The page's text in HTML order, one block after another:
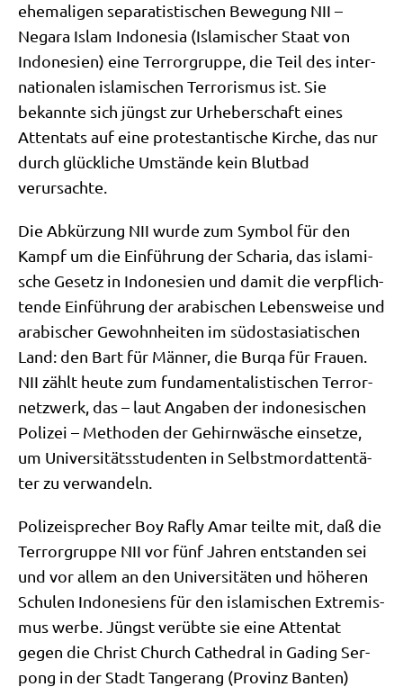
ehe­ma­li­gen sepa­ra­ti­sti­schen Bewe­gung NII –
Nega­ra Islam Indo­ne­sia (Isla­mi­scher Staat von
Indo­ne­si­en) eine Ter­ror­grup­pe, die Teil des inter­
na­tio­na­len isla­mi­schen Ter­ro­ris­mus ist. Sie
bekann­te sich jüngst zur Urhe­ber­schaft eines
Atten­tats auf eine pro­te­stan­ti­sche Kir­che, das nur
durch glück­li­che Umstän­de kein Blut­bad
verursachte.
Die Abkür­zung NII wur­de zum Sym­bol für den
Kampf um die Ein­füh­rung der Scha­ria, das isla­mi­
sche Gesetz in Indo­ne­si­en und damit die ver­pflich­
ten­de Ein­füh­rung der ara­bi­schen Lebens­wei­se und
ara­bi­scher Gewohn­hei­ten im süd­ost­asia­ti­schen
Land: den Bart für Män­ner, die Bur­qa für Frau­en.
NII zählt heu­te zum fun­da­men­ta­li­sti­schen Ter­ror­
netz­werk, das – laut Anga­ben der indo­ne­si­schen
Poli­zei – Metho­den der Gehirn­wä­sche ein­set­ze,
um Uni­ver­si­täts­stu­den­ten in Selbst­mord­at­ten­tä­
ter zu verwandeln.
Poli­zei­spre­cher Boy Rafly Amar teil­te mit, daß die
Ter­ror­grup­pe NII vor fünf Jah­ren ent­stan­den sei
und vor allem an den Uni­ver­si­tä­ten und höhe­ren
Schu­len Indo­ne­si­ens für den isla­mi­schen Extre­mis­
mus wer­be. Jüngst ver­üb­te sie eine Atten­tat
gegen die Christ Church Cathe­dral in Gading Ser­
pong in der Stadt Tan­ge­rang (Pro­vinz Ban­ten)